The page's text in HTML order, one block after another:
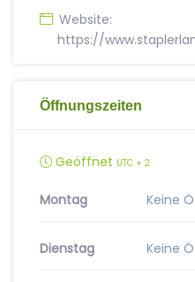
Website:
https://
Öffnungszeiten
Geöffnet UTC + 2
Montag Keine
Dienstag Keine